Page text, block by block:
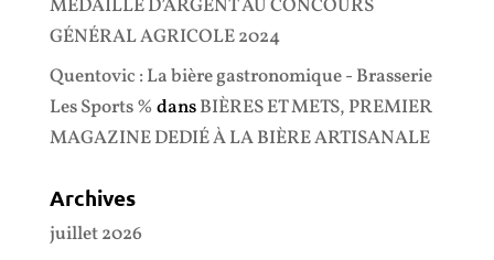
MÉDAILLE D’ARGENT AU CONCOURS
GÉNÉRAL AGRICOLE 2024
Quentovic : La bière gastronomique - Brasserie
Les Sports % dansBIÈRES ET METS, PREMIER
MAGAZINE DEDIÉ À LA BIÈRE ARTISANALE
Archives
juillet 2026